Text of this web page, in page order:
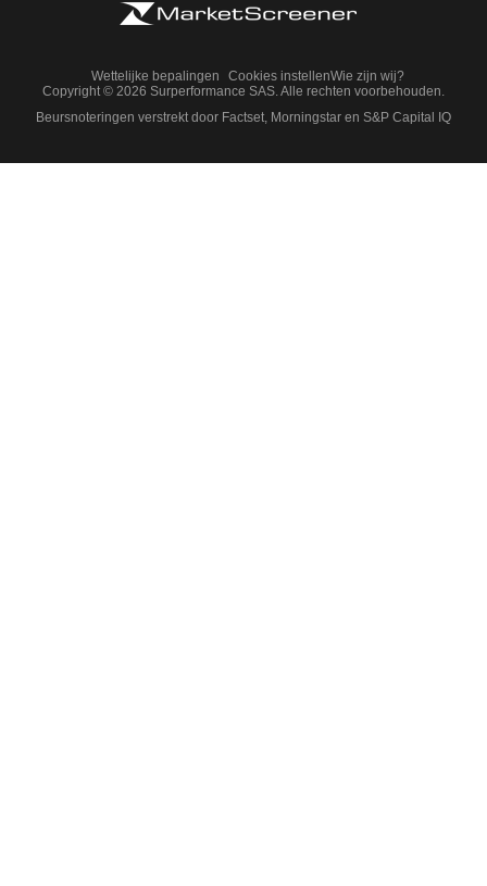
Wettelijke bepalingen Cookies instellenWie zijn wij?
Copyright © 2026 Surperformance SAS. Alle rechten voorbehouden.
Beursnoteringen verstrekt door Factset, Morningstar en S&P Capital IQ